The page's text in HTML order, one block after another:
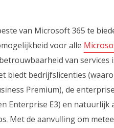
van Microsoft 365 te
voor alle
van services
biedt bedrijfslicenties
Premium), de
Enterprise E3) en natuurlijk
Met de aanvulling om